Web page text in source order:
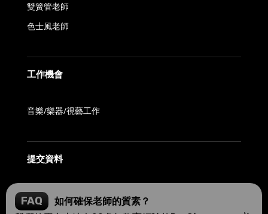
雙簧管老師
色士風老師
工作機會
音樂/樂器/視藝工作
提交資料